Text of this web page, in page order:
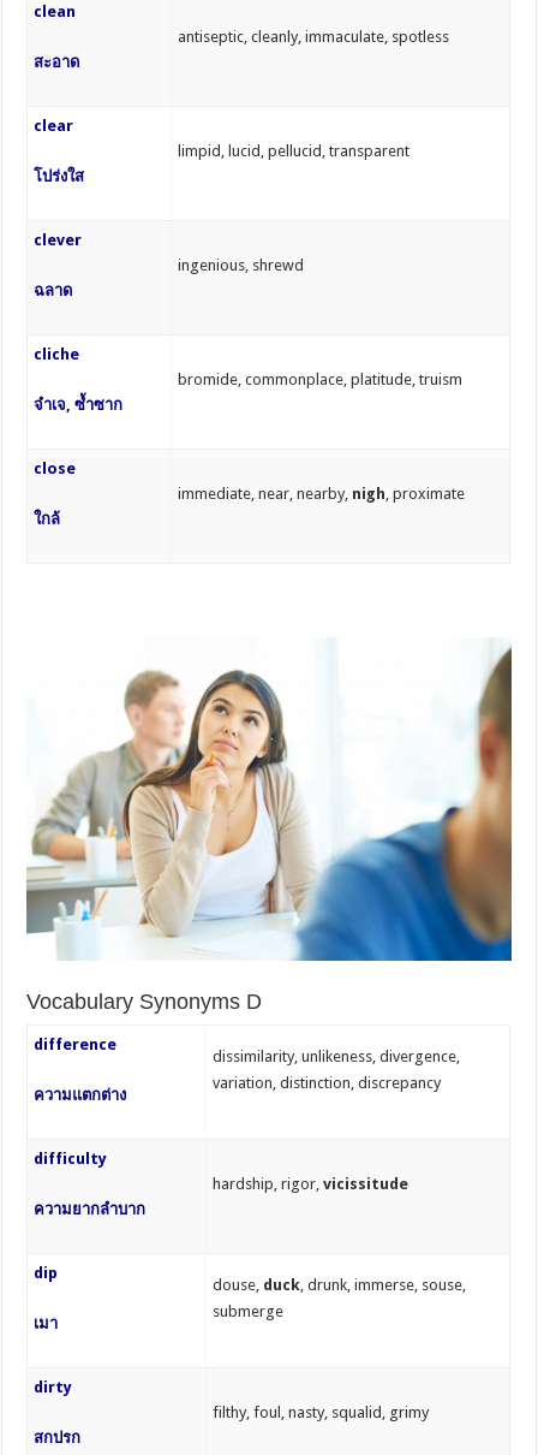
clean
สะอาด
antiseptic, cleanly, immaculate, spotless
clear
โปร่งใส
limpid, lucid, pellucid, transparent
clever
ฉลาด
ingenious, shrewd
cliche
จำเจ, ซ้ำซาก
bromide, commonplace, platitude, truism
close
ใกล้
immediate, near, nearby, nigh , proximate
Vocabulary Synonyms D
difference
ความแตกต่าง
dissimilarity, unlikeness, divergence,
variation, distinction, discrepancy
difficulty
ความยากลำบาก
hardship, rigor,vicissitude
dip
เมา
douse, duck, drunk, immerse, souse,
submerge
dirty
สกปรก
filthy, foul, nasty, squalid, grimy